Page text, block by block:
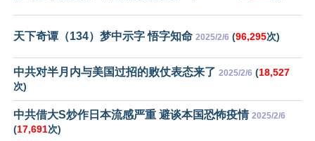
天下奇谭（134）梦中示字 悟字知命 2025/2/6 (96,295次)
中共对半月内与美国过招的败仗表态来了 2025/2/6 (18,527
次)
中共借大S炒作日本流感严重 避谈本国恐怖疫情 2025/2/6
(17,691次)